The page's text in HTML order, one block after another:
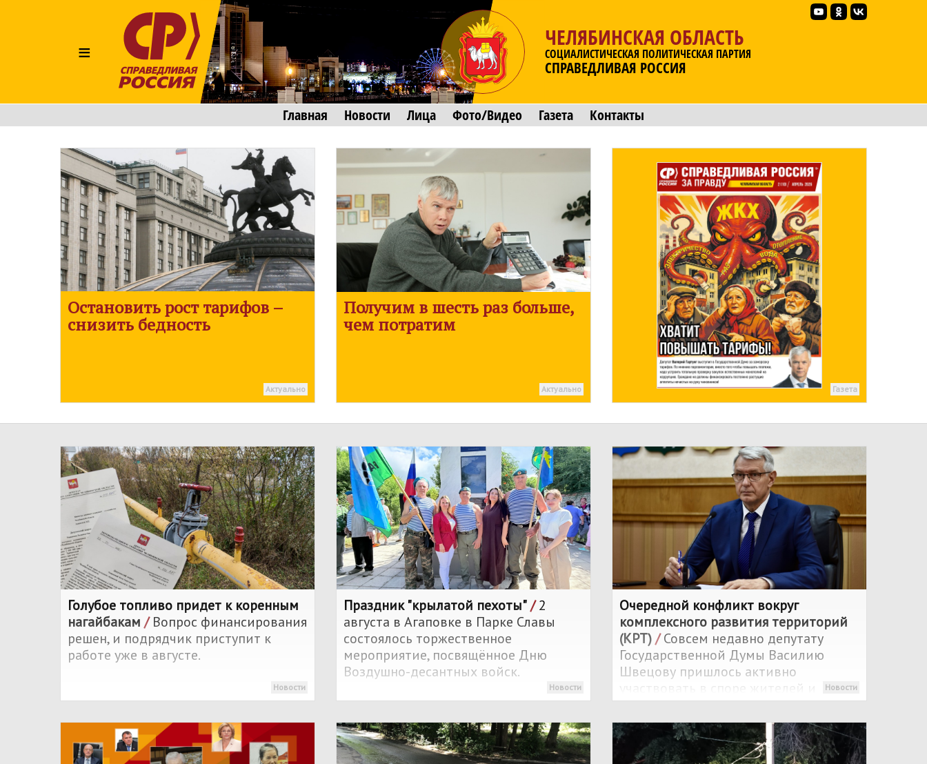
≡
ЧЕЛЯБИНСКАЯ ОБЛАСТЬ
СОЦИАЛИСТИЧЕСКАЯ ПОЛИТИЧЕСКАЯ ПАРТИЯ
СПРАВЕДЛИВАЯ РОССИЯ
Главная Новости Лица Фото/Видео Газета Контакты
Остановить рост тарифов –
снизить бедность
Актуально
Получим в шесть раз больше,
чем потратим
Актуально Газета
Голубое топливо придет к коренным
нагайбакам /Вопрос финансирования
решен, и подрядчик приступит к
работе уже в августе.
Новости
Праздник "крылатой пехоты"/2
августа в Агаповке в Парке Славы
состоялось торжественное
мероприятие, посвящённое Дню
Воздушно-десантных войск.
Новости
Очередной конфликт вокруг
комплексного развития территорий
(КРТ)/Совсем недавно депутату
Государственной Думы Василию
Швецову пришлось активно
участвовать в споре жителей и
застройщиков в Ленинском районе,
теперь противостояние развернулось
на Северо-Западе Челябинска, в
районе лыжной базы.
Новости